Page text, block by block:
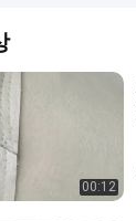
00:12